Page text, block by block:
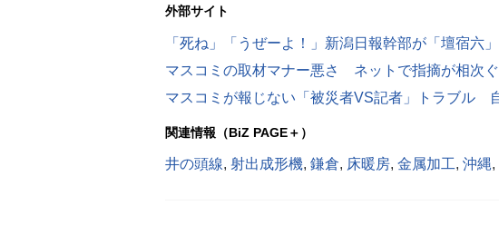
外部サイト
マスコミの取材マナー悪さ ネットで指摘が相次ぐ
関連情報（BiZ PAGE＋）
井の頭線, 射出成形機, 鎌倉, 床暖房, 金属加工, 沖縄,